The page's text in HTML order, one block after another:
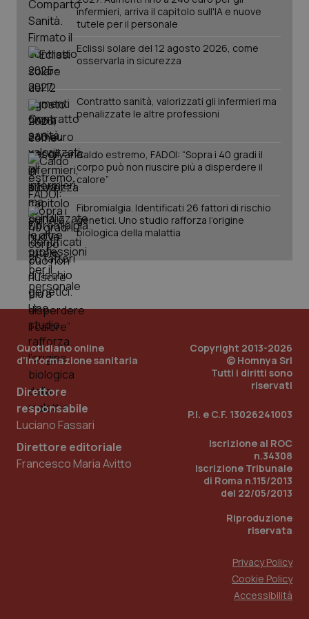
infermieri, arriva il capitolo sull'IA e nuove
tutele per il personale
Eclissi solare del 12 agosto 2026, come
osservarla in sicurezza
Contratto sanità, valorizzati gli infermieri ma
penalizzate le altre professioni
Caldo estremo, FADOI: “Sopra i 40 gradi il
corpo può non riuscire più a disperdere il
calore”
Fibromialgia. Identificati 26 fattori di rischio
genetici. Uno studio rafforza l’origine
biologica della malattia
Quotidiano online
d'informazione sanitaria
Direttore
responsabile
Luciano Fassari
Direttore editoriale
Francesco Maria Avitto
Copyright 2013-2026
© Homnya Srl
Tutti i diritti sono
riservati
P.I. e C.F. 13026241003
Iscrizione al ROC
n.34308
Iscrizione Tribunale
di Roma n.115/2013
del 22/05/2013
Riproduzione
riservata
Privacy Policy
Cookie Policy
Accessibilità
PHPSESSID
www.quotidianosanita.it
.quotidianosanita.it
1
mese